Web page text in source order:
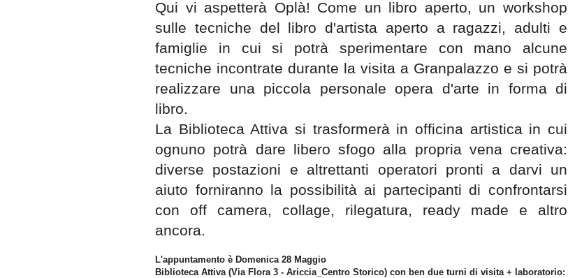
Qui vi aspetterà Oplà! Come un libro aperto, un workshop
sulle tecniche del libro d'artista aperto a ragazzi, adulti e
famiglie in cui si potrà sperimentare con mano alcune
tecniche incontrate durante la visita a Granpalazzo e si potrà
realizzare una piccola personale opera d'arte in forma di
libro.
La Biblioteca Attiva si trasformerà in officina artistica in cui
ognuno potrà dare libero sfogo alla propria vena creativa:
diverse postazioni e altrettanti operatori pronti a darvi un
aiuto forniranno la possibilità ai partecipanti di confrontarsi
con off camera, collage, rilegatura, ready made e altro
ancora.
L'appuntamento è Domenica 28 Maggio
Biblioteca Attiva (Via Flora 3 - Ariccia_Centro Storico) con ben due turni di visita + laboratorio: